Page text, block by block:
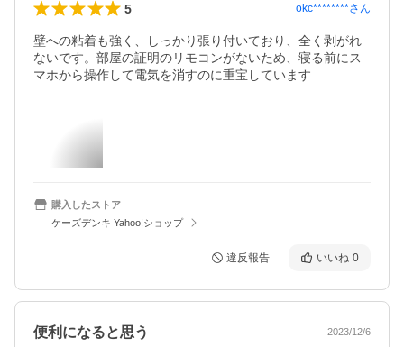
5 okc********さん
壁への粘着も強く、しっかり張り付いており、全く剥がれ
ないです。部屋の証明のリモコンがないため、寝る前にス
マホから操作して電気を消すのに重宝しています
購入したストア
ケーズデンキ Yahoo!ショップ
違反報告 いいね 0
便利になると思う 2023/12/6